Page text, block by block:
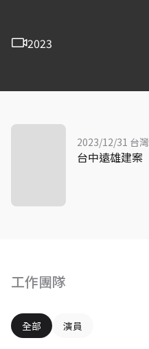
2023
工作團隊
全部 演員
2023/12/31 台灣
台中遠雄建案